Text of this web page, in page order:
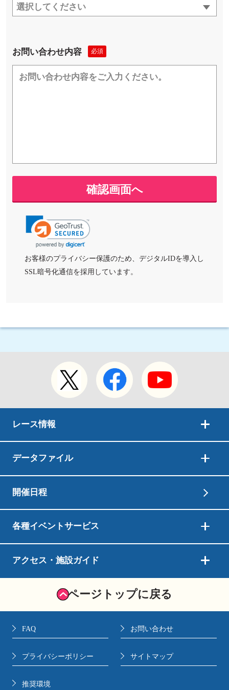
選択してください
お問い合わせ内容 必須
確認画面へ
お客様のプライバシー保護のため、デジタルIDを導入し
SSL暗号化通信を採用しています。
レース情報
データファイル
開催日程
各種イベントサービス
アクセス・施設ガイド
ページトップに戻る
FAQ お問い合わせ
プライバシーポリシー サイトマップ
推奨環境